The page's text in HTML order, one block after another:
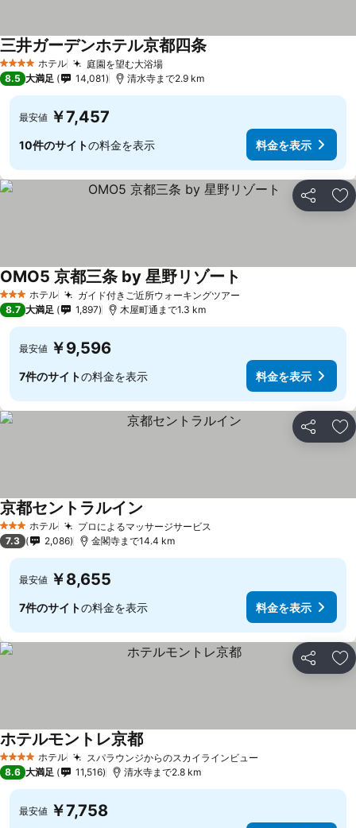
4 ホテルのランク
ホテル 庭園を望む大浴場
三井ガーデンホテル京都四条
8.5 大満足 14,081 清水寺まで2.9 km
最安値 ￥7,457
10件のサイトの料金を表示 料金を表示
シェア お
3 ホテルのランク
ホテル ガイド付きご近所ウォーキングツアー
OMO5 京都三条 by 星野リゾート
8.7 大満足 1,897 木屋町通まで1.3 km
最安値 ￥9,596
7件のサイトの料金を表示 料金を表示
シェア お
3 ホテルのランク
ホテル プロによるマッサージサービス
京都セントラルイン
7.3 2,086 金閣寺まで14.4 km
最安値 ￥8,655
7件のサイトの料金を表示 料金を表示
シェア お
4 ホテルのランク
ホテル スパラウンジからのスカイラインビュー
ホテルモントレ京都
8.6 大満足 11,516 清水寺まで2.8 km
最安値 ￥7,758